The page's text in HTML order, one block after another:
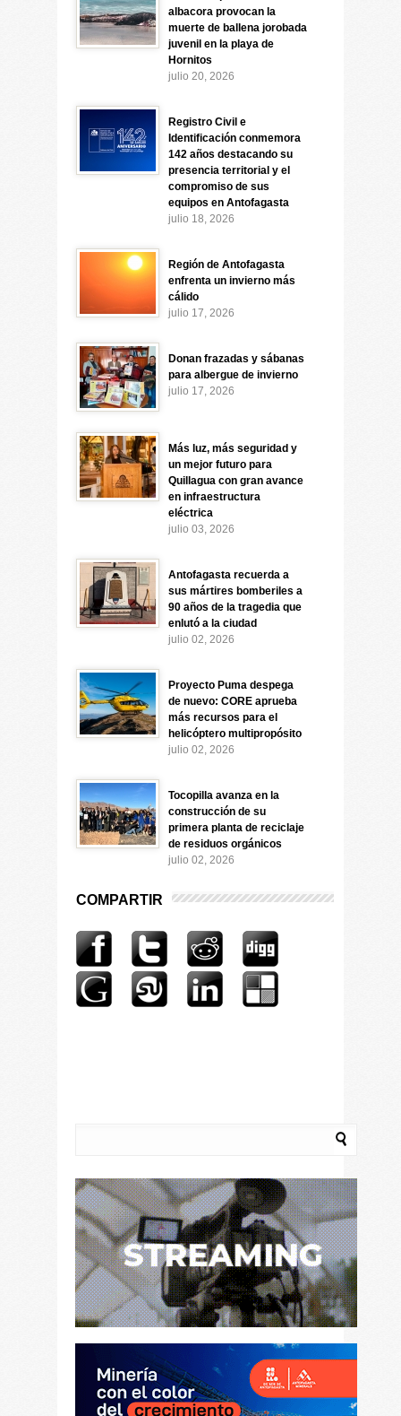
albacora provocan la
muerte de ballena jorobada
juvenil en la playa de
Hornitos
julio 20, 2026
Registro Civil e
Identificación conmemora
142 años destacando su
presencia territorial y el
compromiso de sus
equipos en Antofagasta
julio 18, 2026
Región de Antofagasta
enfrenta un invierno más
cálido
julio 17, 2026
Donan frazadas y sábanas
para albergue de invierno
julio 17, 2026
Más luz, más seguridad y
un mejor futuro para
Quillagua con gran avance
en infraestructura
eléctrica
julio 03, 2026
Antofagasta recuerda a
sus mártires bomberiles a
90 años de la tragedia que
enlutó a la ciudad
julio 02, 2026
Proyecto Puma despega
de nuevo: CORE aprueba
más recursos para el
helicóptero multipropósito
julio 02, 2026
Tocopilla avanza en la
construcción de su
primera planta de reciclaje
de residuos orgánicos
julio 02, 2026
COMPARTIR